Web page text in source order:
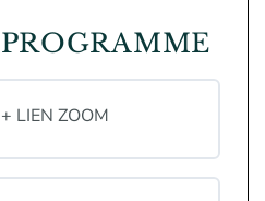
LIEN ZOOM